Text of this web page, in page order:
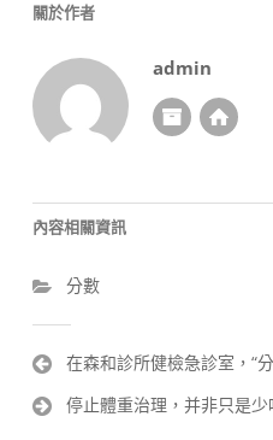
關於作者
admin
內容相關資訊
分數
文
導
在森和診所健檢急診室，“
停止體重治理，并非只是